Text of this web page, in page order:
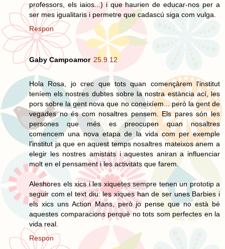
professors, els iaios...) i que haurien de educar-nos per a
ser mes igualitaris i permetre que cadascú siga com vulga.
Respon
Gaby Campoamor 25.9.12
Hola Rosa, jo crec que tots quan començàrem l'institut
teníem els nostres dubtes sobre la nostra estància ací, les
pors sobre la gent nova que no coneixíem... però la gent de
vegades no és com nosaltres pensem. Els pares són les
persones que més es preocupen quan nosaltres
comencem una nova etapa de la vida com per exemple
l'institut ja que en aquest temps nosaltres mateixos anem a
elegir les nostres amistats i aquestes aniran a influenciar
molt en el pensament i les activitats que farem.
Aleshores els xics i les xiquetes sempre tenen un prototip a
seguir com el text diu: les xiques han de ser unes Barbies i
els xics uns Action Mans, però jo pense que no està bé
aquestes comparacions perquè no tots som perfectes en la
vida real.
Respon